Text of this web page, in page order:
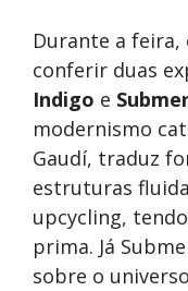
Durante a
conferir duas
Indigo e
modernismo
Gaudí, traduz
estruturas
upcycling,
prima. Já
sobre o